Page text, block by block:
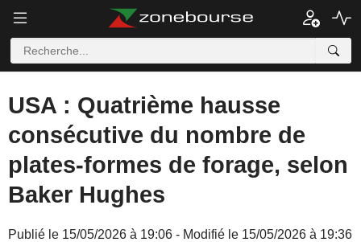
USA : Quatrième hausse
consécutive du nombre de
plates-formes de forage, selon
Baker Hughes
Publié le 15/05/2026 à 19:06 - Modifié le 15/05/2026 à 19:36